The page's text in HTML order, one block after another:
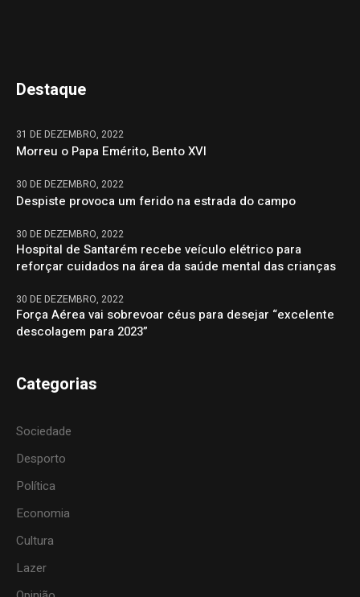
Destaque
31 DE DEZEMBRO, 2022
Morreu o Papa Emérito, Bento XVI
30 DE DEZEMBRO, 2022
Despiste provoca um ferido na estrada do campo
30 DE DEZEMBRO, 2022
Hospital de Santarém recebe veículo elétrico para
reforçar cuidados na área da saúde mental das crianças
30 DE DEZEMBRO, 2022
Força Aérea vai sobrevoar céus para desejar “excelente
descolagem para 2023”
Categorias
Sociedade
Desporto
Política
Economia
Cultura
Lazer